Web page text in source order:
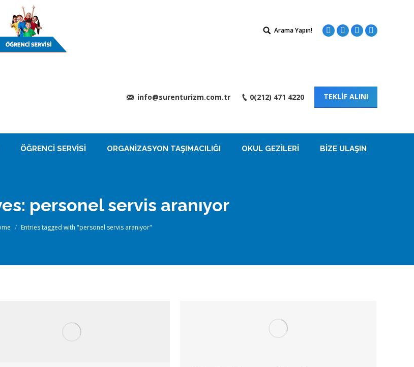
Search:Arama Yapın! Facebook
TwitterInstagram
Linkedin
info@surenturizm.com.tr 0(212) 471 4220 TEKLİF ALIN!
ÖĞRENCI SERVISI ORGANIZASYON TAŞIMACILIĞI OKUL GEZILERI BIZE ULAŞIN
personel servis aranıyor
are here:Entries tagged with "personel servis aranıyor"